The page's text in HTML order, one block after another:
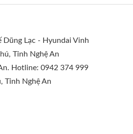
Lạc - Hyundai Vinh
Tỉnh Nghệ An
Hotline: 0942 374 999
Tỉnh Nghệ An